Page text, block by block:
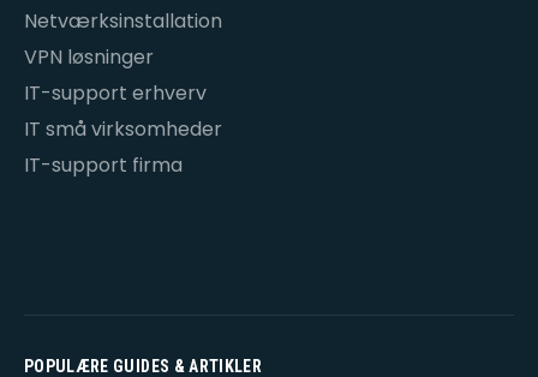
Netværksinstallation
VPN løsninger
IT-support erhverv
IT små virksomheder
IT-support firma
POPULÆRE GUIDES & ARTIKLER